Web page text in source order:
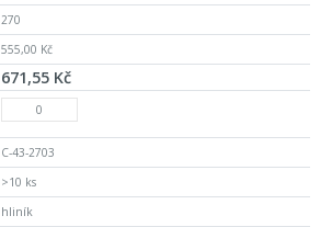
270
555,00 Kč
671,55 Kč
C-43-2703
>10 ks
hliník